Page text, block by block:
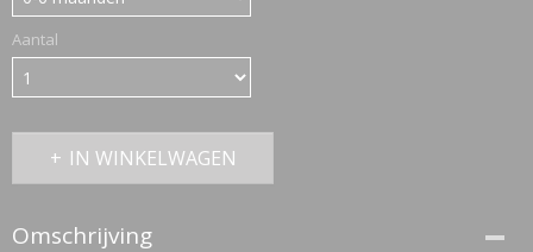
Aantal
IN WINKELWAGEN
Omschrijving